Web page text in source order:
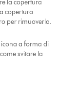
la copertura
copertura
per rimuoverla.
icona a forma di
svitare la